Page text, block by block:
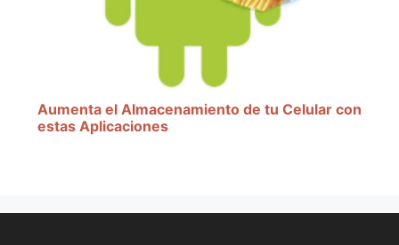
Aumenta el Almacenamiento de tu Celular con
estas Aplicaciones